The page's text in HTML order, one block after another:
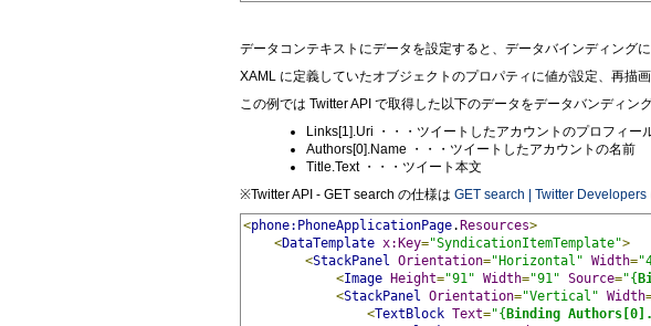
データコンテキストにデータを設定すると、データバインディングに
XAML に定義していたオブジェクトのプロパティに値が設定、再描画
この例では Twitter API で取得した以下のデータをデータバンディン
Links[1].Uri ・・・ツイートしたアカウントのプロフィー
Authors[0].Name ・・・ツイートしたアカウントの名前
Title.Text ・・・ツイート本文
※Twitter API - GET search の仕様は GET search | Twitter Developers
<phone:PhoneApplicationPage. Resources>
<DataTemplate x:Key="SyndicationItemTemplate">
<StackPanel Orientation="Horizontal" Width=
<Image Height="91" Width="91" Source="{
<StackPanel Orientation="Vertical" Width
<TextBlock Text="{ Binding